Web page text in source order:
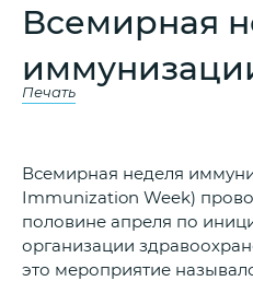
Всемирная
Печать
Всемирная неделя
Immunization Week)
половине апреля по
организации
это мероприятие